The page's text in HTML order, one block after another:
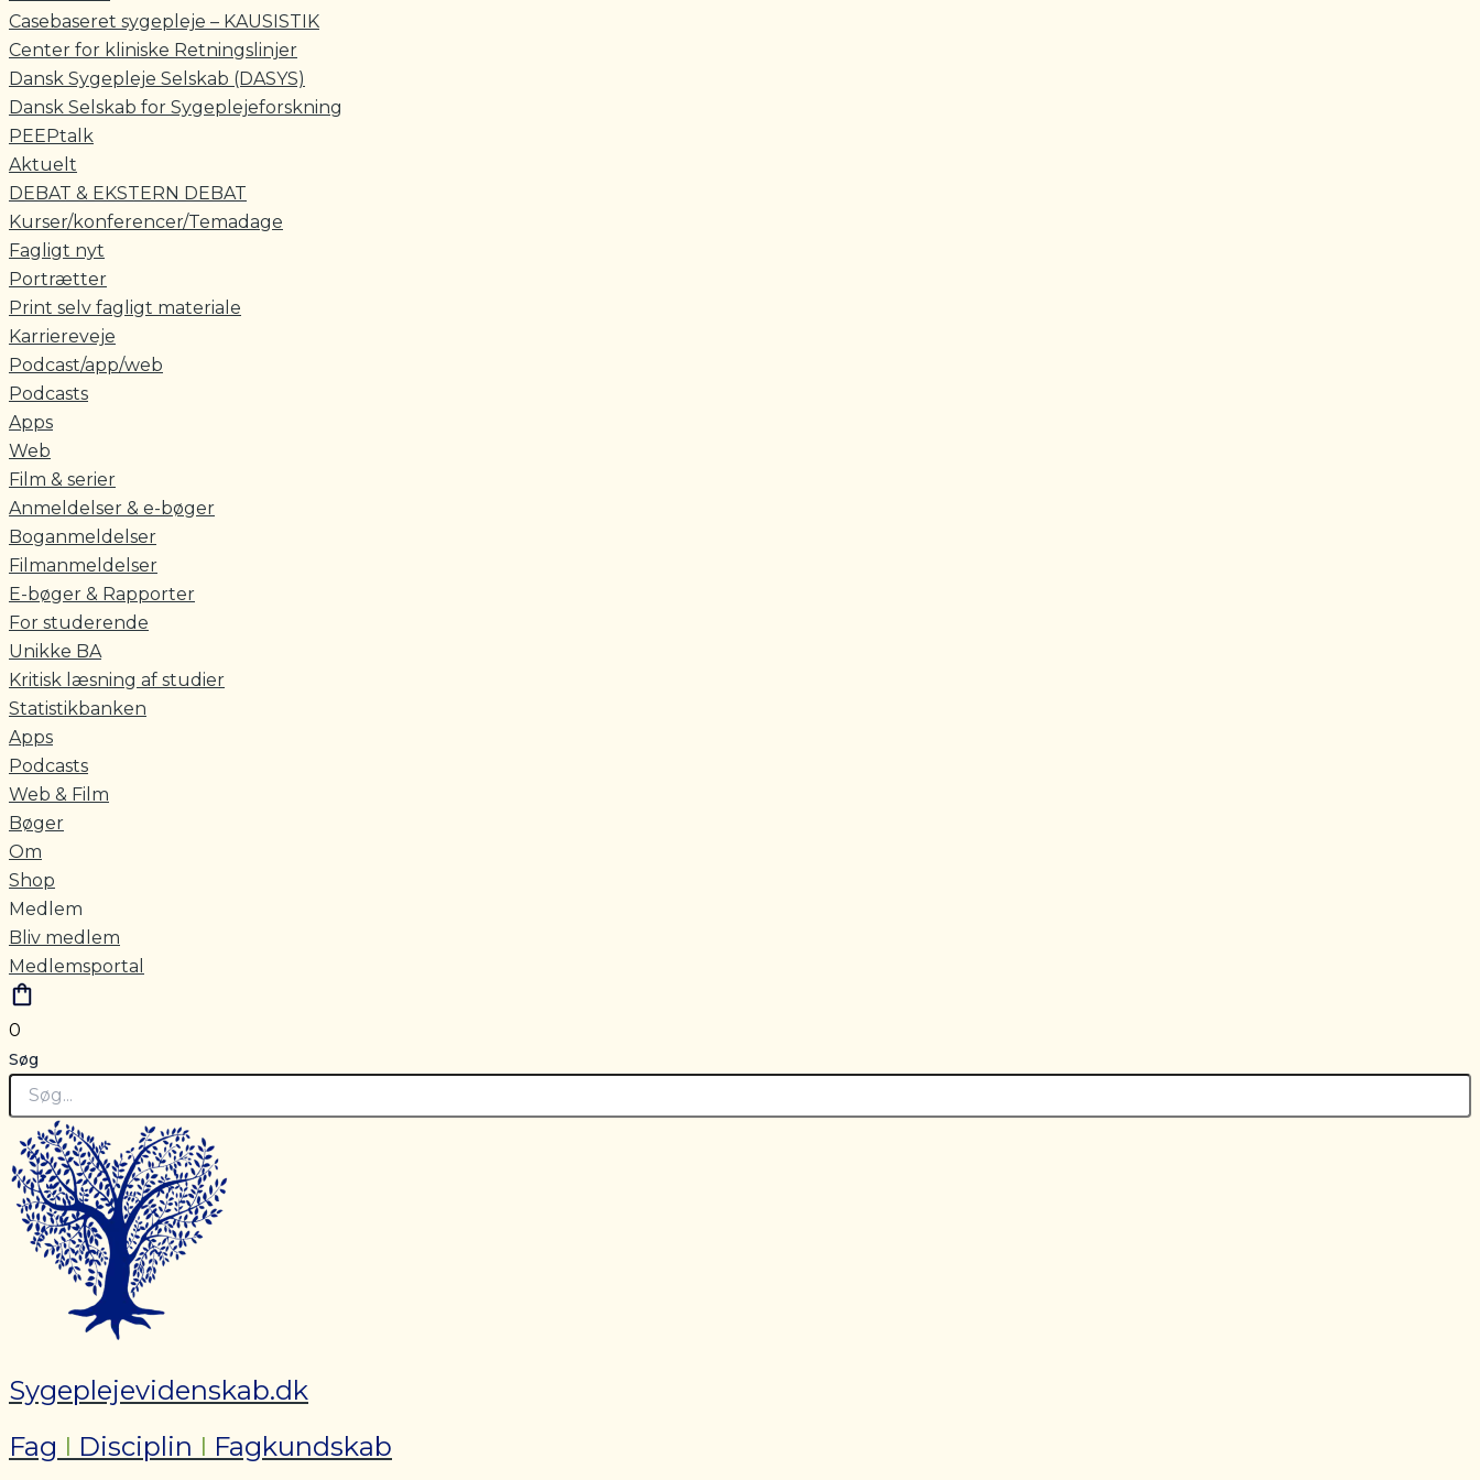
Casebaseret sygepleje – KAUSISTIK
Center for kliniske Retningslinjer
Dansk Sygepleje Selskab (DASYS)
Dansk Selskab for Sygeplejeforskning
PEEPtalk
Aktuelt
DEBAT & EKSTERN DEBAT
Kurser/konferencer/Temadage
Fagligt nyt
Portrætter
Print selv fagligt materiale
Karriereveje
Podcast/app/web
Podcasts
Apps
Web
Film & serier
Anmeldelser & e-bøger
Boganmeldelser
Filmanmeldelser
E-bøger & Rapporter
For studerende
Unikke BA
Kritisk læsning af studier
Statistikbanken
Apps
Podcasts
Web & Film
Bøger
Om
Shop
Medlem
Bliv medlem
Medlemsportal
0
Søg
Sygeplejevidenskab.dk
Fag I Disciplin I Fagkundskab